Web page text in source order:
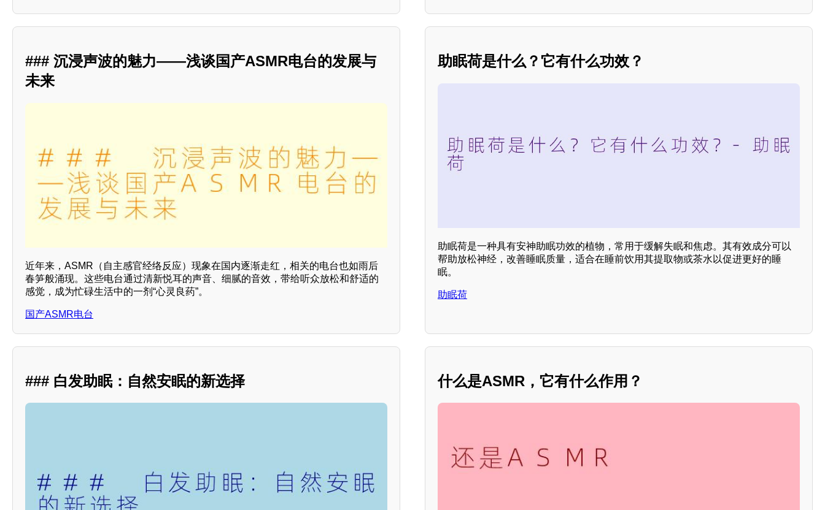
### 沉浸声波的魅力——浅谈国产ASMR电台的发展与
未来
近年来，ASMR（自主感官经络反应）现象在国内逐渐走红，相关的电台也如雨后
春笋般涌现。这些电台通过清新悦耳的声音、细腻的音效，带给听众放松和舒适的
感觉，成为忙碌生活中的一剂“心灵良药”。
国产ASMR电台
助眠荷是什么？它有什么功效？
助眠荷是一种具有安神助眠功效的植物，常用于缓解失眠和焦虑。其有效成分可以
帮助放松神经，改善睡眠质量，适合在睡前饮用其提取物或茶水以促进更好的睡
眠。
助眠荷
### 白发助眠：自然安眠的新选择 什么是ASMR，它有什么作用？